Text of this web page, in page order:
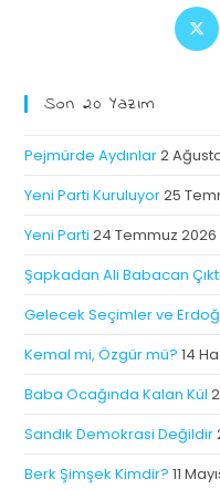
Son 20 Yazım
Pejmürde Aydınlar2
Yeni Parti Kuruluyor25
Yeni Parti 24 Temmuz 2026
Şapkadan Ali Babacan
Gelecek Seçimler ve
Kemal mi, Özgür mü? 14
Baba Ocağında Kalan Kül
Sandık Demokrasi Değildir
Berk Şimşek Kimdir? 11